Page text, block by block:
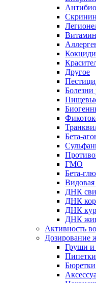
Другое
Болезни
Бета-
ГМО
Бета-
ДНК
ДНК
ДНК
ДНК
Активность
Дозирование
Груши
Пипетки
Бюретки